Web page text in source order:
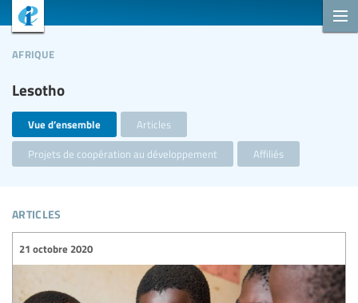
Lesotho
afrique
Vue d’ensemble Articles
Projets de coopération au développement Affiliés
articles
21 octobre 2020